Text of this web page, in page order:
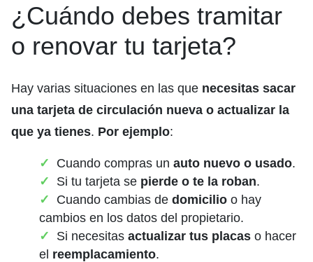
¿Cuándo debes tramitar
o renovar tu tarjeta?
Hay varias situaciones en las que necesitas sacar
una tarjeta de circulación nueva o actualizar la
que ya tienes. Por ejemplo:
Cuando compras un auto nuevo o usado.
Si tu tarjeta se pierde o te la roban.
Cuando cambias de domicilio o hay
cambios en los datos del propietario.
Si necesitas actualizar tus placas o hacer
el reemplacamiento.